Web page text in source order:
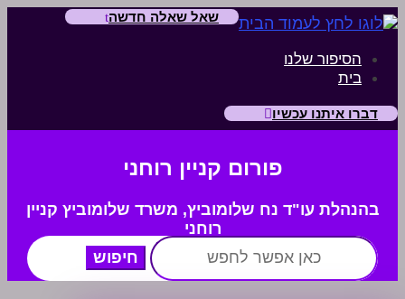
דברו איתנו עכשיו
שאל שאלה חדשה
הסיפור שלנו
בית
פורום קניין רוחני
בהנהלת עו"ד נח שלומוביץ, משרד שלומוביץ קניין
רוחני
חפש: